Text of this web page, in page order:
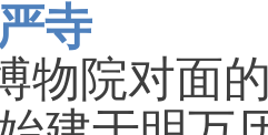
寺
物院对面